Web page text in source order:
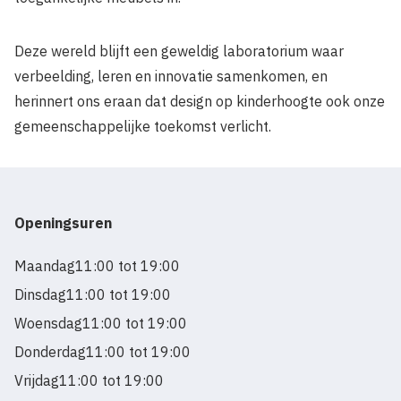
Deze wereld blijft een geweldig laboratorium waar
verbeelding, leren en innovatie samenkomen, en
herinnert ons eraan dat design op kinderhoogte ook onze
gemeenschappelijke toekomst verlicht.
Openingsuren
Maandag11:00 tot 19:00
Dinsdag11:00 tot 19:00
Woensdag11:00 tot 19:00
Donderdag11:00 tot 19:00
Vrijdag11:00 tot 19:00